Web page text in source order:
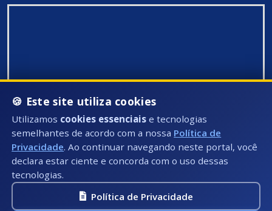
🍪 Este site utiliza cookies
Utilizamos cookies essenciais e tecnologias
semelhantes de acordo com a nossa Política de
Privacidade. Ao continuar navegando neste portal, você
declara estar ciente e concorda com o uso dessas
tecnologias.
Política de Privacidade